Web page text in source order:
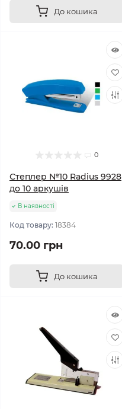
До кошика
0
Степлер №10 Radius 9928
до 10 аркушів
В наявності
Код товару: 18384
70.00 грн
До кошика